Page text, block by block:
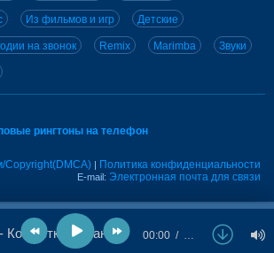
Из фильмов и игр Детские
на звонок Remix Marimba Звуки
рингтоны на телефон
Copyright(DMCA) | Политика конфиденциальности
E-mail: Электронная почта для связи
Medkova - Конфетки-бараночки 00:00 …